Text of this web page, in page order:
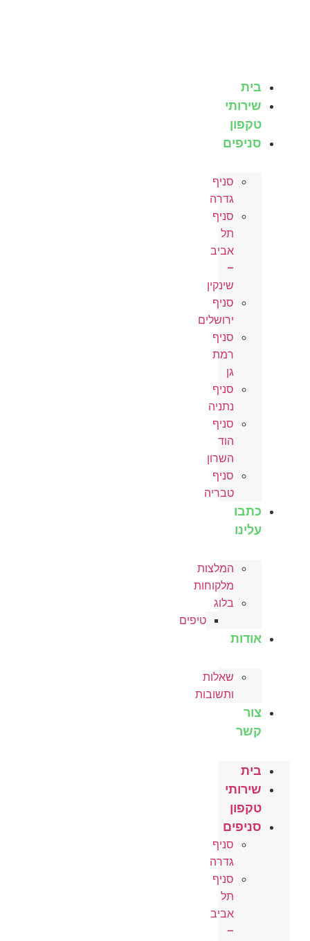
בית
שירותי
טקפון
סניפים
סניף
גדרה
סניף
תל
אביב
–
שינקין
סניף
ירושלים
סניף
רמת
גן
סניף
נתניה
סניף
הוד
השרון
סניף
טבריה
כתבו
עלינו
המלצות
מלקוחות
בלוג
טיפים
אודות
שאלות
ותשובות
צור
קשר
בית
שירותי
טקפון
סניפים
סניף
גדרה
סניף
תל
אביב
–